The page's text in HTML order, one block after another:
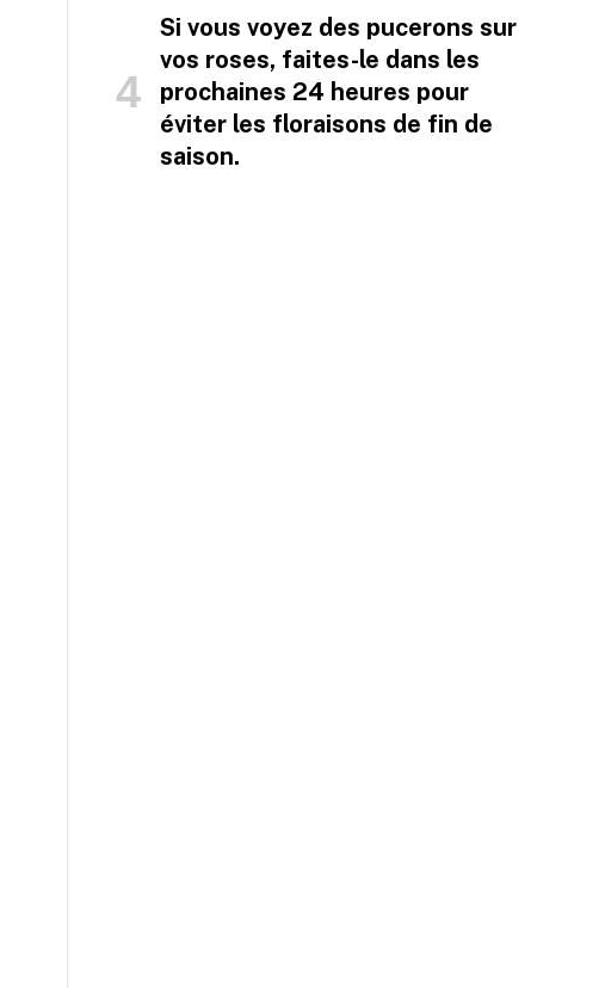
Si vous voyez des pucerons sur
vos roses, faites-le dans les
prochaines 24 heures pour
éviter les floraisons de fin de
saison.